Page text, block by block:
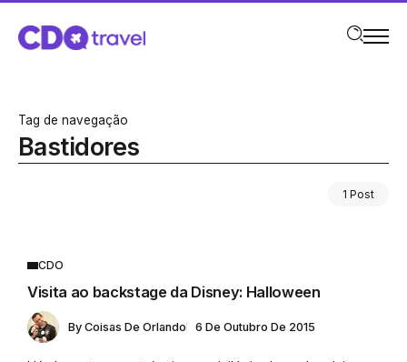
Tag de navegação
Bastidores
1 Post
CDO
Visita ao backstage da Disney: Halloween
By Coisas De Orlando 6 De Outubro De 2015